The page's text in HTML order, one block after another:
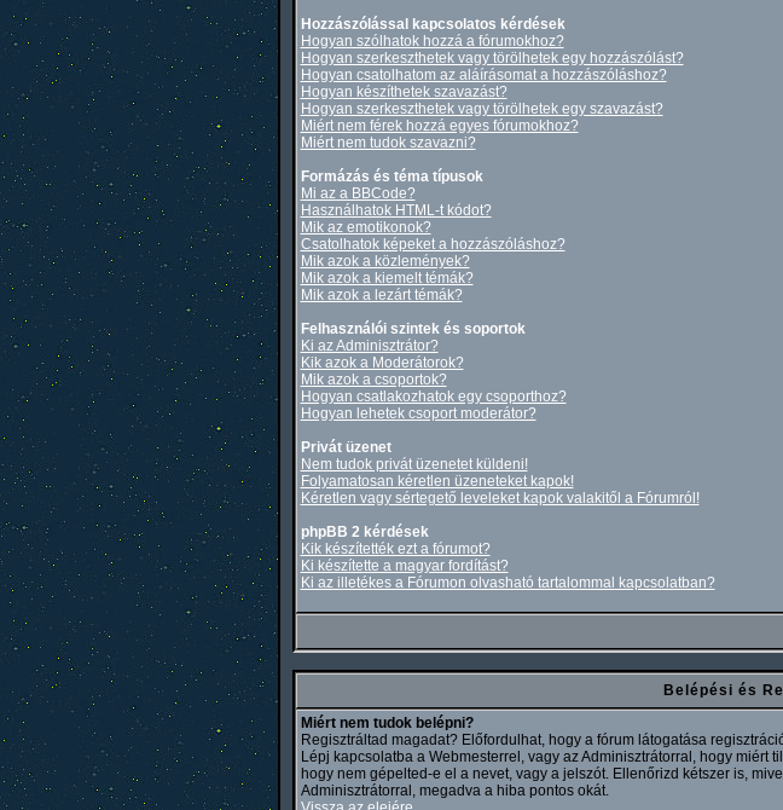
Hozzászólással kapcsolatos kérdések
Hogyan szólhatok hozzá a fórumokhoz?
Hogyan szerkeszthetek vagy törölhetek egy hozzászólást?
Hogyan csatolhatom az aláírásomat a hozzászóláshoz?
Hogyan készíthetek szavazást?
Hogyan szerkeszthetek vagy törölhetek egy szavazást?
Miért nem férek hozzá egyes fórumokhoz?
Miért nem tudok szavazni?
Formázás és téma típusok
Mi az a BBCode?
Használhatok HTML-t kódot?
Mik az emotikonok?
Csatolhatok képeket a hozzászóláshoz?
Mik azok a közlemények?
Mik azok a kiemelt témák?
Mik azok a lezárt témák?
Felhasználói szintek és soportok
Ki az Adminisztrátor?
Kik azok a Moderátorok?
Mik azok a csoportok?
Hogyan csatlakozhatok egy csoporthoz?
Hogyan lehetek csoport moderátor?
Privát üzenet
Nem tudok privát üzenetet küldeni!
Folyamatosan kéretlen üzeneteket kapok!
Kéretlen vagy sértegető leveleket kapok valakitől a Fórumról!
phpBB 2 kérdések
Kik készítették ezt a fórumot?
Ki készítette a magyar fordítást?
Ki az illetékes a Fórumon olvasható tartalommal kapcsolatban?
Belépési és
Miért nem tudok belépni?
Regisztráltad magadat? Előfordulhat, hogy a fórum látogatása
Lépj kapcsolatba a Webmesterrel, vagy az Adminisztrátorral, hogy
hogy nem gépelted-e el a nevet, vagy a jelszót. Ellenőrizd kétszer is,
Adminisztrátorral, megadva a hiba pontos okát.